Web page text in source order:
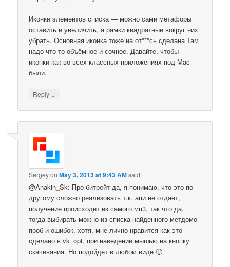
Иконки элементов списка — можно сами метафоры
оставить и увеличить, а рамки квадратные вокруг них
убрать. Основная иконка тоже на от***сь сделана Там
надо что-то объёмное и сочное. Давайте, чтобы
иконки как во всех классных приложениях под Mac
были.
Reply ↓
SergeyonMay 3, 2013 at 9:43 AMsaid:
@Anakin_Sk: Про битрейт да, я понимаю, что это по
другому сложно реализовать т.к. апи не отдает,
получение происходит из самого мп3, так что да,
тогда выбирать можно из списка найденного метдомо
проб и ошибок, хотя, мне лично нравится как это
сделано в vk_opt, при наведении мышью на кнопку
скачивания. Но подойдет в любом виде 🙂